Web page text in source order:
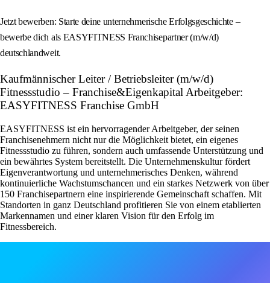
Jetzt bewerben: Starte deine unternehmerische Erfolgsgeschichte –
bewerbe dich als EASYFITNESS Franchisepartner (m/w/d)
deutschlandweit.
Kaufmännischer Leiter / Betriebsleiter (m/w/d)
Fitnessstudio – Franchise&Eigenkapital Arbeitgeber:
EASYFITNESS Franchise GmbH
EASYFITNESS ist ein hervorragender Arbeitgeber, der seinen
Franchisenehmern nicht nur die Möglichkeit bietet, ein eigenes
Fitnessstudio zu führen, sondern auch umfassende Unterstützung und
ein bewährtes System bereitstellt. Die Unternehmenskultur fördert
Eigenverantwortung und unternehmerisches Denken, während
kontinuierliche Wachstumschancen und ein starkes Netzwerk von über
150 Franchisepartnern eine inspirierende Gemeinschaft schaffen. Mit
Standorten in ganz Deutschland profitieren Sie von einem etablierten
Markennamen und einer klaren Vision für den Erfolg im
Fitnessbereich.